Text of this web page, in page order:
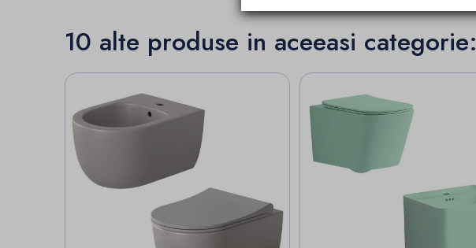
10 alte produse in aceeasi categorie: